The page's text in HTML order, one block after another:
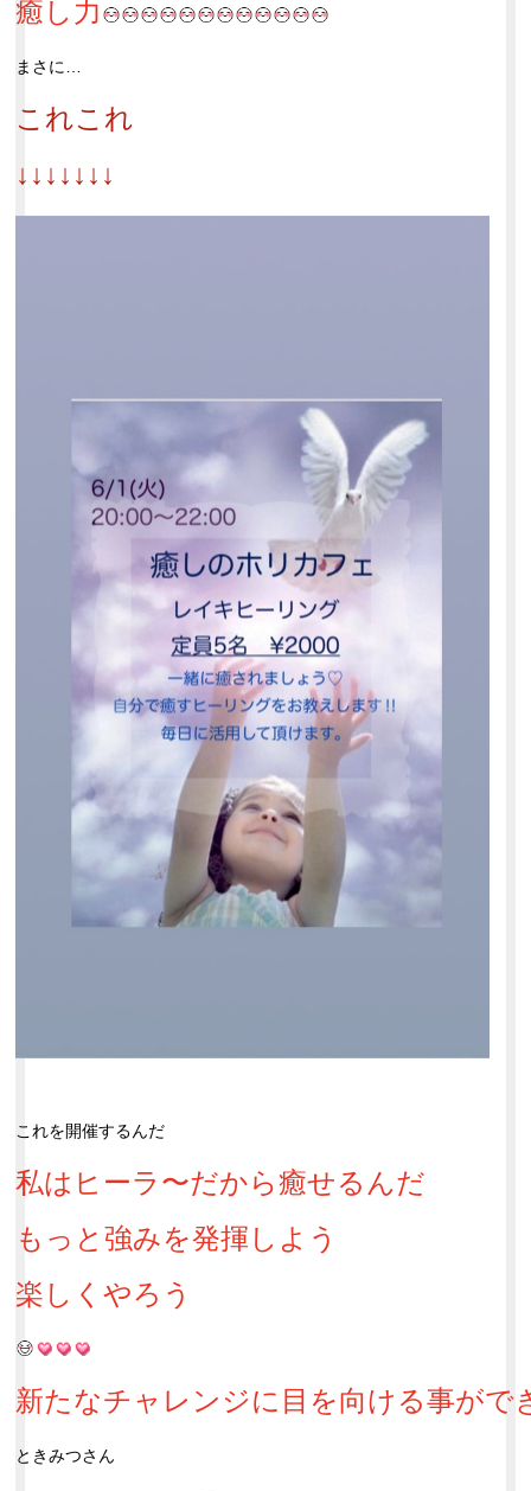
癒し力
まさに…
これこれ
↓↓↓↓↓↓↓
これを開催するんだ
私はヒーラ〜だから癒せるんだ
もっと強みを発揮しよう
楽しくやろう
新たなチャレンジに目を向ける事がで
ときみつさん